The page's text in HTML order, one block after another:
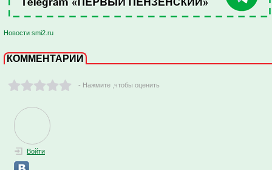
Новости smi2.ru
КОММЕНТАРИИ
- Нажмите ,чтобы оценить
Войти